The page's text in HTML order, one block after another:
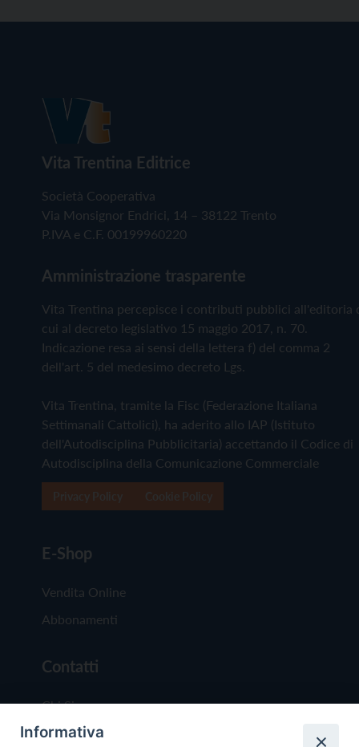
Vita Trentina Editrice
Società Cooperativa
Via Monsignor Endrici, 14 – 38122 Trento
P.IVA e C.F. 00199960220
Amministrazione trasparente
Vita Trentina percepisce i contributi pubblici all'editoria
cui al decreto legislativo 15 maggio 2017, n. 70.
Indicazione resa ai sensi della lettera f) del comma 2
dell'art. 5 del medesimo decreto Lgs.
Vita Trentina, tramite la Fisc (Federazione Italiana
Settimanali Cattolici), ha aderito allo IAP (Istituto
dell'Autodisciplina Pubblicitaria) accettando il Codice di
Autodisciplina della Comunicazione Commerciale
E-Shop
Vendita Online
Abbonamenti
Contatti
Chi Siamo
Redazione
Informativa